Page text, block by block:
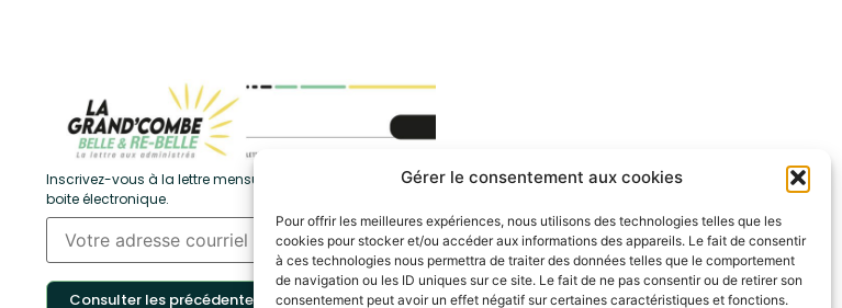
Gérer le consentement aux cookies
Pour offrir les meilleures expériences, nous utilisons des technologies telles que les
cookies pour stocker et/ou accéder aux informations des appareils. Le fait de consentir
à ces technologies nous permettra de traiter des données telles que le comportement
de navigation ou les ID uniques sur ce site. Le fait de ne pas consentir ou de retirer son
consentement peut avoir un effet négatif sur certaines caractéristiques et fonctions.
Inscrivez-vous à la lettre mensuelle et recevez les informations de la ville dans votre
boite électronique.
Consulter les précédentes